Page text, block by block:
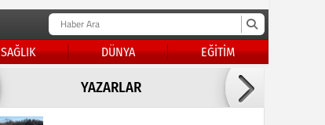
SAĞLIK DÜNYA EĞİTİM
YAZARLAR
KADER DİYEMEZSİN SEN KENDİN ETTİN